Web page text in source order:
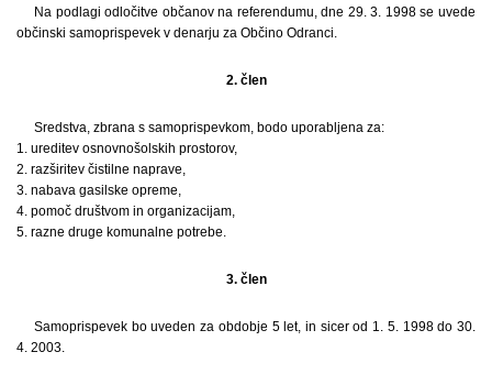
Na podlagi odločitve občanov na referendumu, dne 29. 3. 1998 se uvede
občinski samoprispevek v denarju za Občino Odranci.
2. člen
Sredstva, zbrana s samoprispevkom, bodo uporabljena za:
1. ureditev osnovnošolskih prostorov,
2. razširitev čistilne naprave,
3. nabava gasilske opreme,
4. pomoč društvom in organizacijam,
5. razne druge komunalne potrebe.
3. člen
Samoprispevek bo uveden za obdobje 5 let, in sicer od 1. 5. 1998 do 30.
4. 2003.